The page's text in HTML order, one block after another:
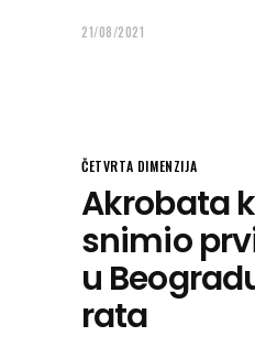
21/08/2021
ČETVRTA DIMENZIJA
Akrobata
snimio
u
rata